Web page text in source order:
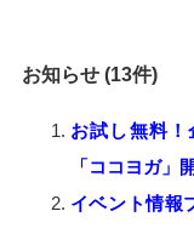
お知らせ (13件)
お試し無料
「ココヨガ」
イベント情報